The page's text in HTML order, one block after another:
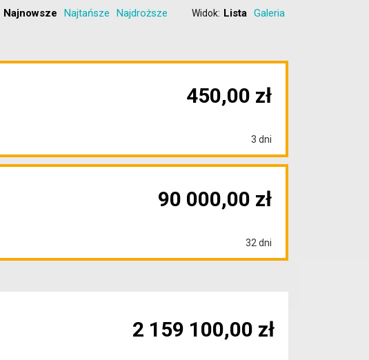
Najnowsze Najtańsze Najdroższe Widok: Lista Galeria
3 dni
450,00 zł
32 dni
90 000,00 zł
2 159 100,00 zł